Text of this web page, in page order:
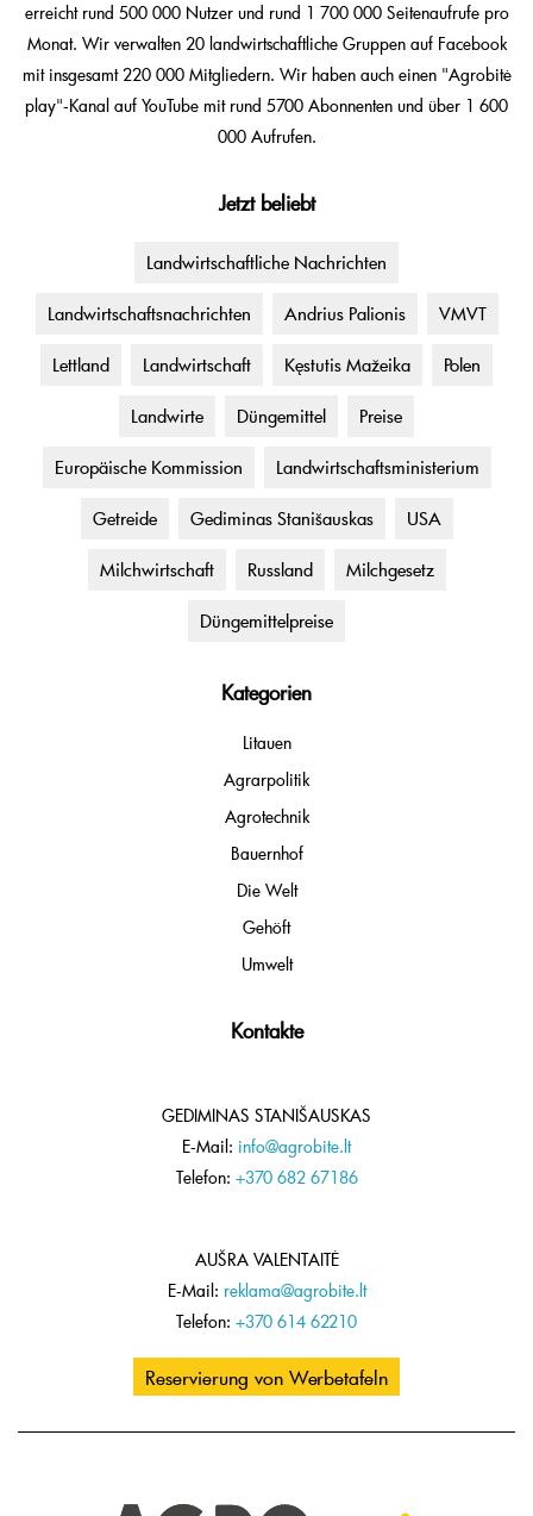
erreicht rund 500 000 Nutzer und rund 1 700 000 Seitenaufrufe pro
Monat. Wir verwalten 20 landwirtschaftliche Gruppen auf Facebook
mit insgesamt 220 000 Mitgliedern. Wir haben auch einen "Agrobitė
play"-Kanal auf YouTube mit rund 5700 Abonnenten und über 1 600
000 Aufrufen.
Jetzt beliebt
Landwirtschaftliche Nachrichten
Landwirtschaftsnachrichten Andrius Palionis VMVT
Lettland Landwirtschaft Kęstutis Mažeika Polen
Landwirte Düngemittel Preise
Europäische Kommission Landwirtschaftsministerium
Getreide Gediminas Stanišauskas USA
Milchwirtschaft Russland Milchgesetz
Düngemittelpreise
Kategorien
Litauen
Agrarpolitik
Agrotechnik
Bauernhof
Die Welt
Gehöft
Umwelt
Kontakte
GEDIMINAS STANIŠAUSKAS
E-Mail: info@agrobite.lt
Telefon: +370 682 67186
AUŠRA VALENTAITĖ
E-Mail: reklama@agrobite.lt
Telefon: +370 614 62210
Reservierung von Werbetafeln